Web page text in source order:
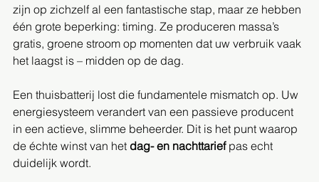
zijn op zichzelf al een fantastische stap, maar ze hebben
één grote beperking: timing. Ze produceren massa’s
gratis, groene stroom op momenten dat uw verbruik vaak
het laagst is – midden op de dag.
Een thuisbatterij lost die fundamentele mismatch op. Uw
energiesysteem verandert van een passieve producent
in een actieve, slimme beheerder. Dit is het punt waarop
de échte winst van het dag- en nachttarief pas echt
duidelijk wordt.